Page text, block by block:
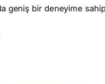
geniş bir deneyime